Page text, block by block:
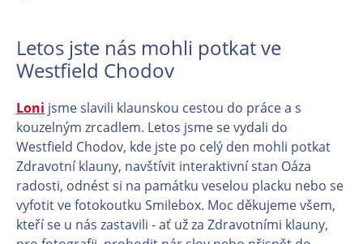
Letos jste nás mohli potkat ve
Westfield Chodov
Loni jsme slavili klaunskou cestou do práce a s
kouzelným zrcadlem. Letos jsme se vydali do
Westfield Chodov, kde jste po celý den mohli potkat
Zdravotní klauny, navštívit interaktivní stan Oáza
radosti, odnést si na památku veselou placku nebo se
vyfotit ve fotokoutku Smilebox. Moc děkujeme všem,
kteří se u nás zastavili - ať už za Zdravotními klauny,